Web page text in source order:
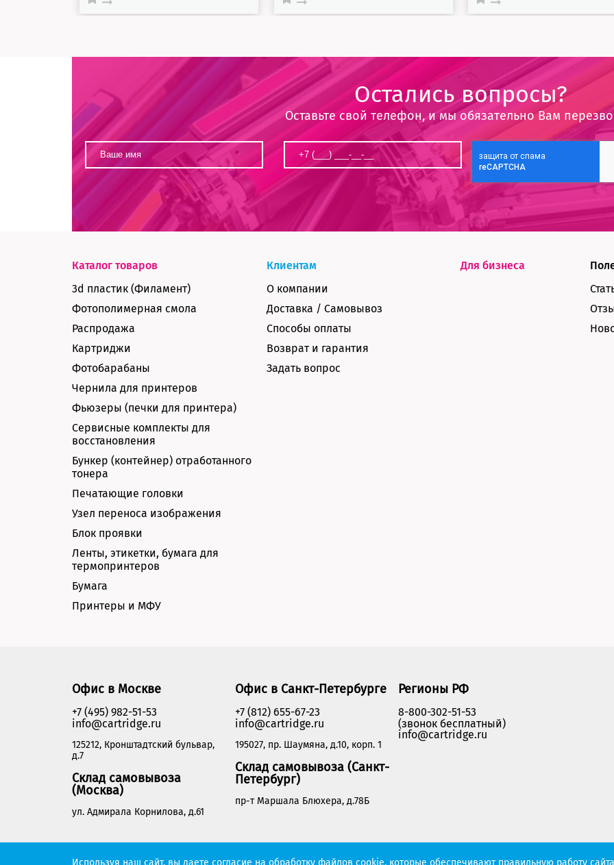
Остались вопросы?
Оставьте свой телефон, и мы обязательно Вам
Каталог товаров
3d пластик (Филамент)
Фотополимерная смола
Распродажа
Картриджи
Фотобарабаны
Чернила для принтеров
Фьюзеры (печки для принтера)
Сервисные комплекты для
восстановления
Бункер (контейнер) отработанного
тонера
Печатающие головки
Узел переноса изображения
Блок проявки
Ленты, этикетки, бумага для
термопринтеров
Бумага
Принтеры и МФУ
Клиентам
О компании
Доставка / Самовывоз
Способы оплаты
Возврат и гарантия
Задать вопрос
Для бизнеса
Офис в Москве
+7 (495) 982-51-53
info@cartridge.ru
125212, Кронштадтский бульвар,
д.7
Склад самовывоза
(Москва)
ул. Адмирала Корнилова, д.61
Офис в Санкт-Петербурге
+7 (812) 655-67-23
info@cartridge.ru
195027, пр. Шаумяна, д.10, корп. 1
Склад самовывоза (Санкт-
Петербург)
пр-т Маршала Блюхера, д.78Б
Регионы РФ
8-800-302-51-53
(звонок бесплатный)
info@cartridge.ru
Cartridge.ru 2012-2026. Все права защищены Политика конфиденциальности
Используя наш сайт, вы даете согласие на обработку файлов cookie, которые обеспечивают правильную работу